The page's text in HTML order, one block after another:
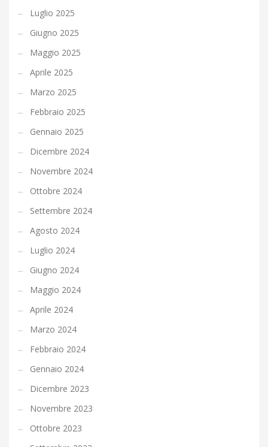
Luglio 2025
Giugno 2025
Maggio 2025
Aprile 2025
Marzo 2025
Febbraio 2025
Gennaio 2025
Dicembre 2024
Novembre 2024
Ottobre 2024
Settembre 2024
Agosto 2024
Luglio 2024
Giugno 2024
Maggio 2024
Aprile 2024
Marzo 2024
Febbraio 2024
Gennaio 2024
Dicembre 2023
Novembre 2023
Ottobre 2023